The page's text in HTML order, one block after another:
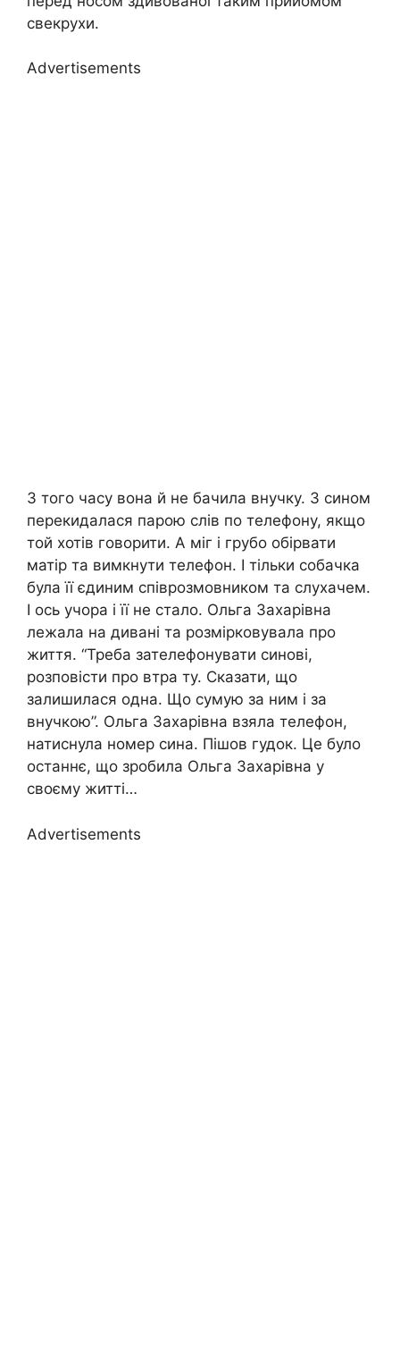
свекрухи.
Advertisements
З того часу вона й не бачила внучку. З сином
перекидалася парою слів по телефону, якщо
той хотів говорити. А міг і грубо обірвати
матір та вимкнути телефон. І тільки собачка
була її єдиним співрозмовником та слухачем.
І ось учора і її не стало. Ольга Захарівна
лежала на дивані та розмірковувала про
життя. “Треба зателефонувати синові,
розповісти про втра ту. Сказати, що
залишилася одна. Що сумую за ним і за
внучкою”. Ольга Захарівна взяла телефон,
натиснула номер сина. Пішов гудок. Це було
останнє, що зробила Ольга Захарівна у
своєму житті…
Advertisements